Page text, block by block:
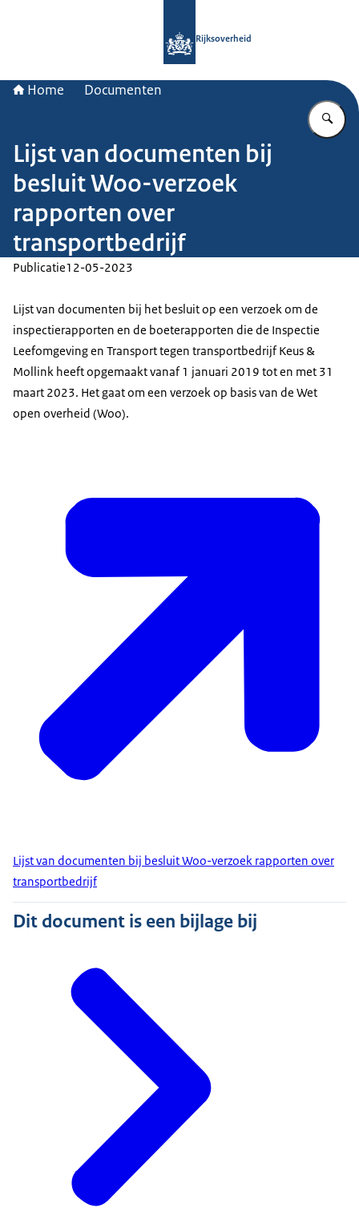
Rijksoverheid
Home Documenten
Lijst van documenten bij
besluit Woo-verzoek
rapporten over
transportbedrijf
Publicatie12-05-2023
Lijst van documenten bij het besluit op een verzoek om de
inspectierapporten en de boeterapporten die de Inspectie
Leefomgeving en Transport tegen transportbedrijf Keus &
Mollink heeft opgemaakt vanaf 1 januari 2019 tot en met 31
maart 2023. Het gaat om een verzoek op basis van de Wet
open overheid (Woo).
Lijst van documenten bij besluit Woo-verzoek rapporten over
transportbedrijf
Dit document is een bijlage bij